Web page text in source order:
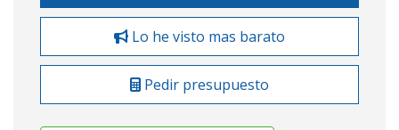
Lo he visto mas barato
Pedir presupuesto